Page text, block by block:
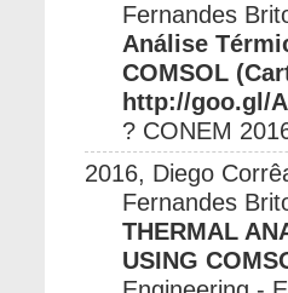
Fernandes
Análise
COMSOL
http://goo.gl/
? CONEM
2016, Diego
Fernandes
THERMAL
USING